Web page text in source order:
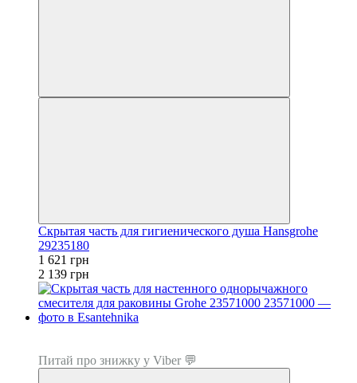
Скрытая часть для гигиенического душа Hansgrohe
29235180
1 621 грн
2 139 грн
Питай про знижку у Viber 💬